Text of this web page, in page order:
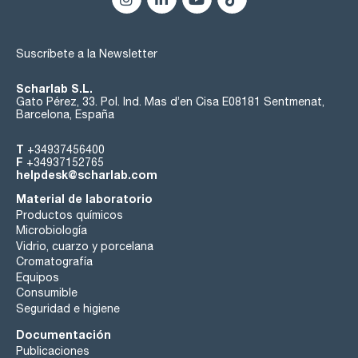
Suscríbete a la Newsletter
Scharlab S.L.
Gato Pérez, 33. Pol. Ind. Mas d’en Cisa E08181 Sentmenat,
Barcelona, España
T +34937456400
F +34937152765
helpdesk@scharlab.com
Material de laboratorio
Productos químicos
Microbiología
Vidrio, cuarzo y porcelana
Cromatografía
Equipos
Consumible
Seguridad e higiene
Documentación
Publicaciones